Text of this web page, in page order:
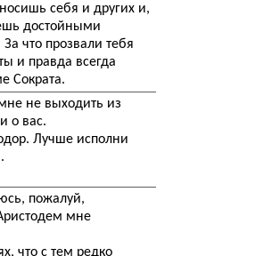
себя и других и,
достойными
что прозвали тебя
и правда всегда
Сократа.
не выходить из
о вас.
Лучше исполни
пожалуй,
мне
что с тем редко